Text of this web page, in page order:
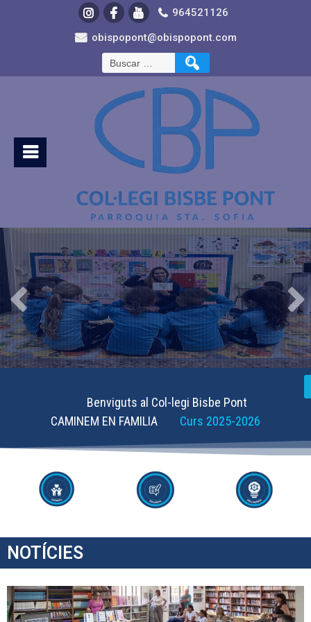
964521126
obispopont@obispopont.com
Benviguts al Col-legi Bisbe Pont
CAMINEM EN FAMILIA Curs 2025-2026
NOTÍCIES